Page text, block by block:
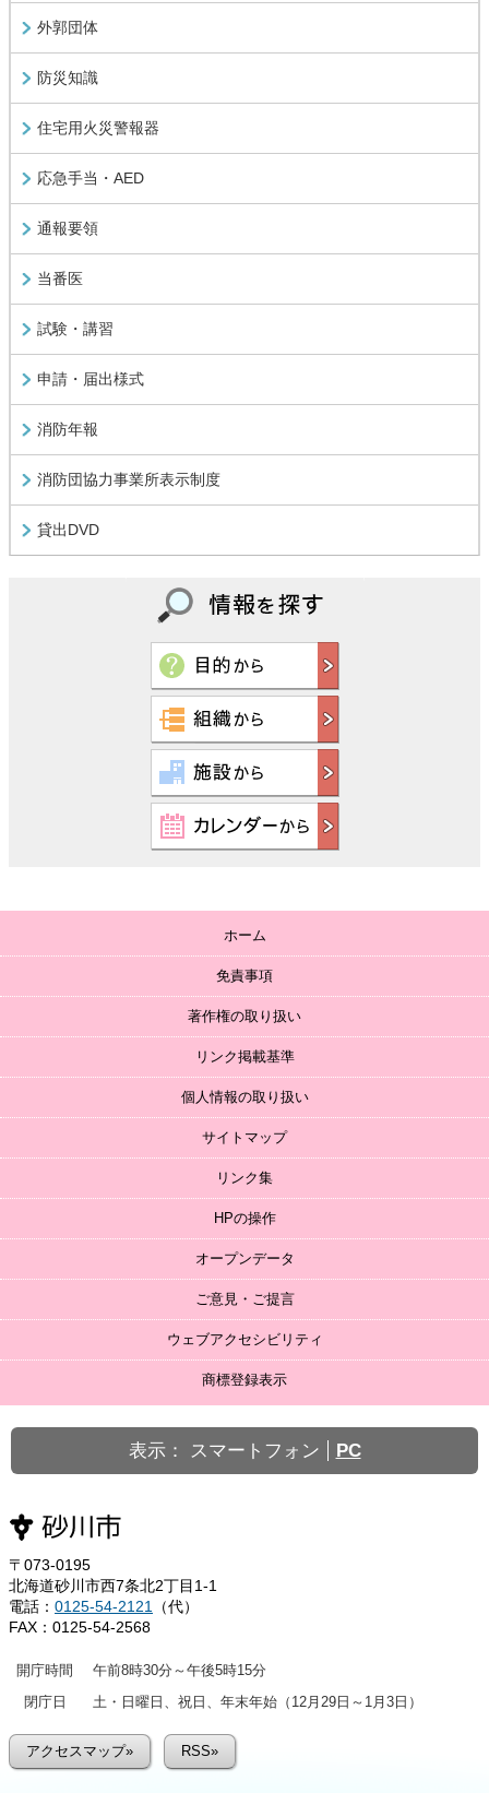
外郭団体
防災知識
住宅用火災警報器
応急手当・AED
通報要領
当番医
試験・講習
申請・届出様式
消防年報
消防団協力事業所表示制度
貸出DVD
ホーム
免責事項
著作権の取り扱い
リンク掲載基準
個人情報の取り扱い
サイトマップ
リンク集
HPの操作
オープンデータ
ご意見・ご提言
ウェブアクセシビリティ
商標登録表示
表示： スマートフォン PC
〒073-0195
北海道砂川市西7条北2丁目1-1
電話： 0125-54-2121
（代）
FAX：0125-54-2568
開庁時間
午前8時30分～午後5時15分
閉庁日
土・日曜日、祝日、年末年始（12月29日～1月3日）
アクセスマップ» RSS»